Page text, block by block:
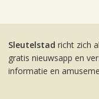
Sleutelstad richt zich
gratis nieuwsapp en
informatie en